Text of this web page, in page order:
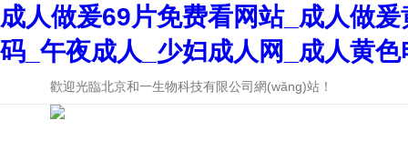
成人做爰69片免费看网站_成人做
码_午夜成人_少妇成人网_成人黄
歡迎光臨北京和一生物科技有限公司網(wǎng)站！